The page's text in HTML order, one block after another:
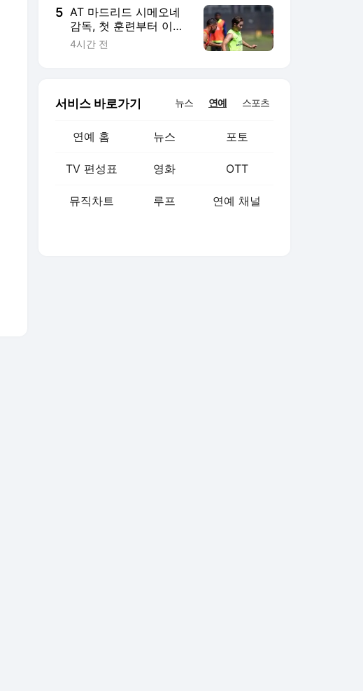
그렇다
5 AT 마드리드 시메오네
감독, 첫 훈련부터 이강
인에게 애착…'경기 중단
4시간 전
서비스 바로가기 뉴스 연예 스포츠
연예 홈 뉴스 포토
TV 편성표 영화 OTT
뮤직차트 루프 연예 채널